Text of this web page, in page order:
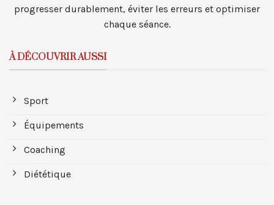
progresser durablement, éviter les erreurs et optimiser
chaque séance.
À DÉCOUVRIR AUSSI
Sport
Équipements
Coaching
Diététique